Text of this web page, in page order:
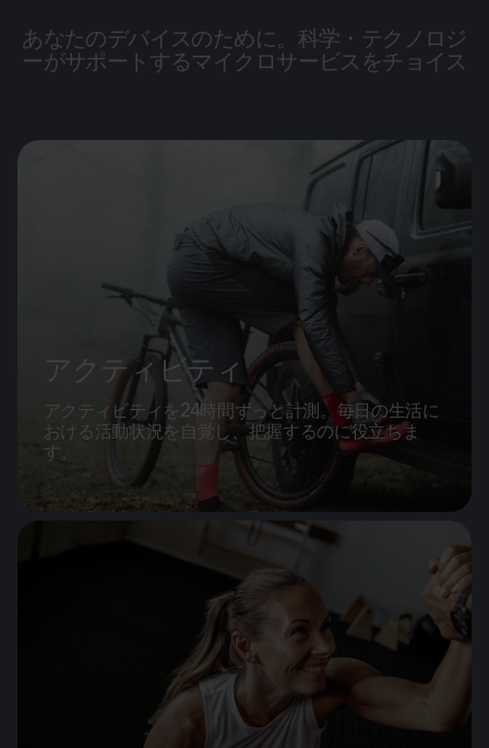
あなたのデバイスのために。科学・テクノロジ
ーがサポートするマイクロサービスをチョイス
アクティビティ
アクティビティを24時間ずっと計測。毎日の生活に
おける活動状況を自覚し、把握するのに役立ちま
す。